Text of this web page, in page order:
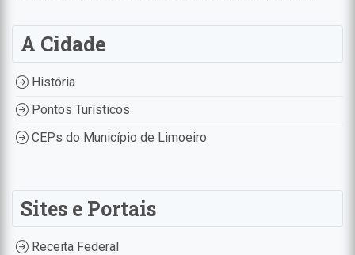
A Cidade
História
Pontos Turísticos
CEPs do Município de Limoeiro
Sites e Portais
Receita Federal